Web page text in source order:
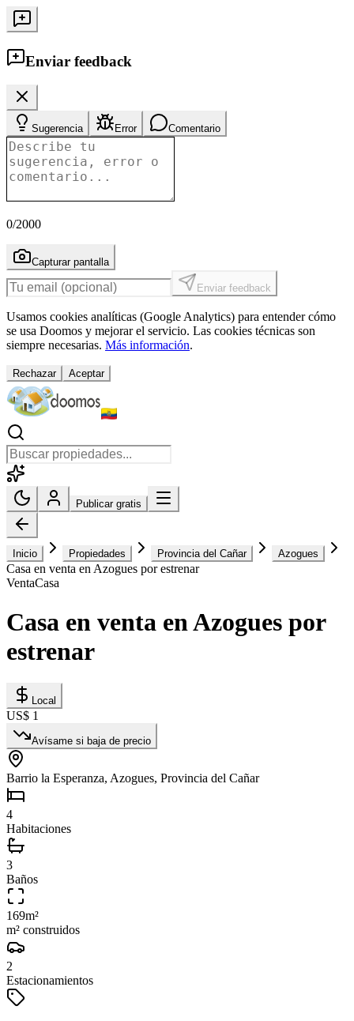
Enviar feedback
Sugerencia Error Comentario
0/2000
Capturar pantalla
Enviar feedback
Usamos cookies analíticas (Google Analytics) para entender cómo
se usa Doomos y mejorar el servicio. Las cookies técnicas son
siempre necesarias. Más información.
Rechazar Aceptar
Publicar gratis
Inicio Propiedades Provincia del Cañar Azogues
Casa en venta en Azogues por estrenar
VentaCasa
Casa en venta en Azogues por
estrenar
Local
US$ 1
Avísame si baja de precio
Barrio la Esperanza, Azogues, Provincia del Cañar
4
Habitaciones
3
Baños
169m²
m² construidos
2
Estacionamientos